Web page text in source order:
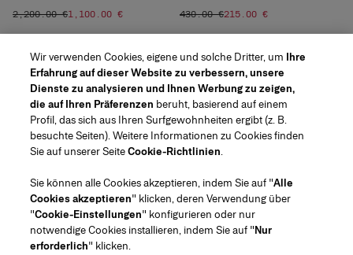
‌2,200.00 €‌1,100.00 €
‌430.00 €‌215.00 €
ANZEIGEN 20 WEITERE PRODUKTE
Kundenservice
Geschäft finden
Kontaktiere uns
Beauty Versand und Rücksendungen
Über uns
Wir verwenden Cookies, eigene und solche Dritter, um Ihre
Erfahrung auf dieser Website zu verbessern, unsere
Dienste zu analysieren und Ihnen Werbung zu zeigen,
die auf Ihren Präferenzen beruht, basierend auf einem
Profil, das sich aus Ihren Surfgewohnheiten ergibt (z. B.
besuchte Seiten). Weitere Informationen zu Cookies finden
Sie auf unserer SeiteCookie-Richtlinien.
Sie können alle Cookies akzeptieren, indem Sie auf "Alle
Cookies akzeptieren" klicken, deren Verwendung über
"Cookie-Einstellungen" konfigurieren oder nur
notwendige Cookies installieren, indem Sie auf "Nur
erforderlich" klicken.